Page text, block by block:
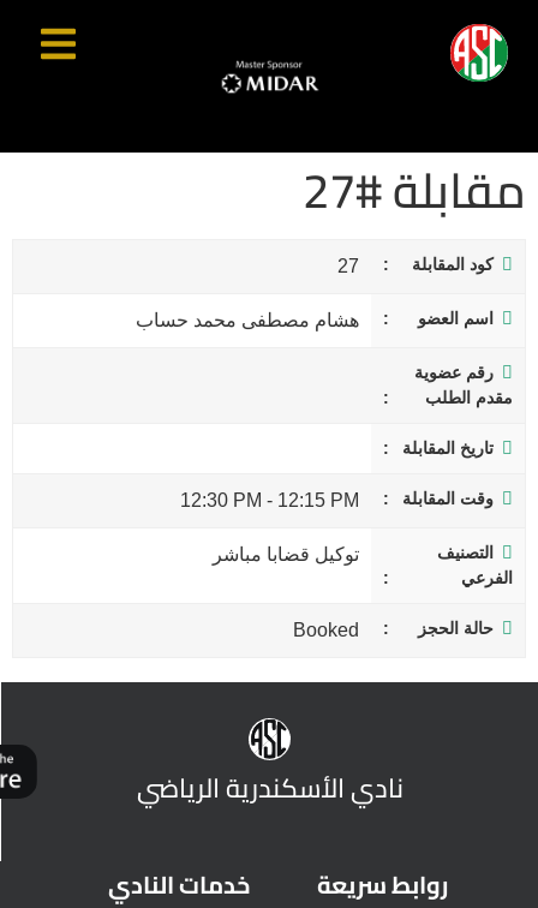
مقابلة #27
كود المقابلة 27
اسم العضو هشام مصطفى محمد حساب
رقم عضوية
مقدم الطلب
تاريخ المقابلة
وقت المقابلة 12:15 PM
-
12:30 PM
التصنيف
الفرعي
توكيل قضابا مباشر
حالة الحجز Booked
نادي الأسكندرية الرياضي
روابط سريعة خدمات النادي